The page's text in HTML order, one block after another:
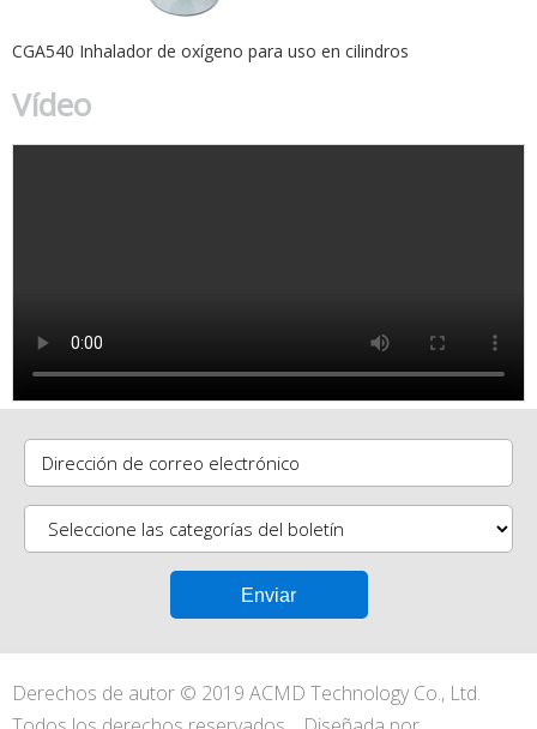
CGA540 Inhalador de oxígeno para uso en cilindros
Vídeo
Dirección de correo electrónico
Derechos de autor © 2019 ACMD Technology Co., Ltd.